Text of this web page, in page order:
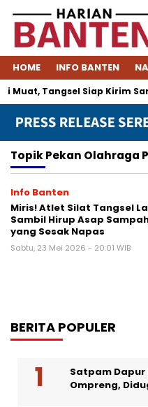
HOME INFO BANTEN
Tangsel Siap Kirim
TopikPekan Olahraga
Info Banten
Miris! Atlet Silat Tangsel
Sambil Hirup Asap
yang Sesak Napas
Sabtu, 23 Mei 2026 - 20:01 WIB
BERITA POPULER
Satpam Dapur
Ompreng,